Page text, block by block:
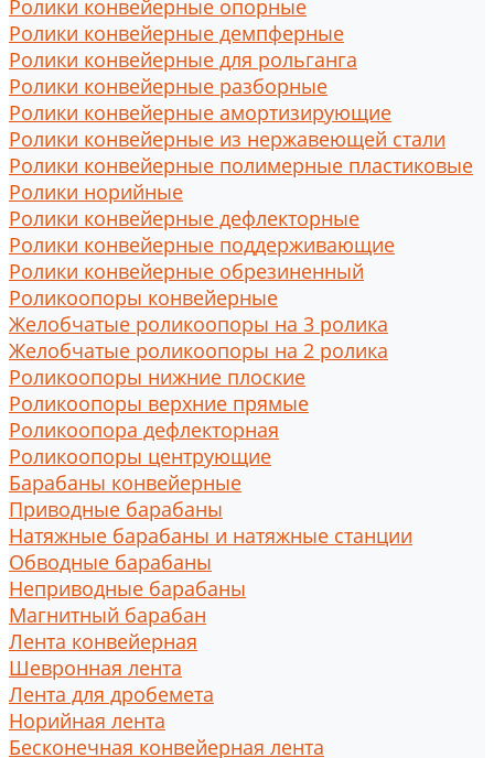
Ролики конвейерные опорные
Ролики конвейерные демпферные
Ролики конвейерные для рольганга
Ролики конвейерные разборные
Ролики конвейерные амортизирующие
Ролики конвейерные из нержавеющей стали
Ролики конвейерные полимерные пластиковые
Ролики норийные
Ролики конвейерные дефлекторные
Ролики конвейерные поддерживающие
Ролики конвейерные обрезиненный
Роликоопоры конвейерные
Желобчатые роликоопоры на 3 ролика
Желобчатые роликоопоры на 2 ролика
Роликоопоры нижние плоские
Роликоопоры верхние прямые
Роликоопора дефлекторная
Роликоопоры центрующие
Барабаны конвейерные
Приводные барабаны
Натяжные барабаны и натяжные станции
Обводные барабаны
Неприводные барабаны
Магнитный барабан
Лента конвейерная
Шевронная лента
Лента для дробемета
Норийная лента
Бесконечная конвейерная лента